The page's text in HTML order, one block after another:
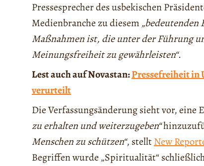
Pressesprecher des usbekischen
Medienbranche zu diesem„bedeutenden
Maßnahmen ist, die unter der Führung
Meinungsfreiheit zu gewährleisten“.
Lest auch auf Novastan:Pressefreiheit in
verurteilt
Die Verfassungsänderung sieht vor, eine
zu erhalten und weiterzugeben“
Menschen zu schützen“, stelltNew
Begriffen wurde „Spiritualität“